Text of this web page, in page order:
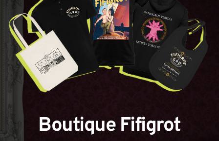
Boutique Fifigrot